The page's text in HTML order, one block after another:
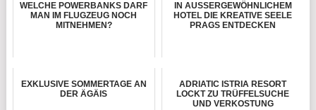
WELCHE POWERBANKS DARF
MAN IM FLUGZEUG NOCH
MITNEHMEN?
IN AUSSERGEWÖHNLICHEM
HOTEL DIE KREATIVE SEELE
PRAGS ENTDECKEN
EXKLUSIVE SOMMERTAGE AN
DER ÄGÄIS
ADRIATIC ISTRIA RESORT
LOCKT ZU TRÜFFELSUCHE
UND VERKOSTUNG